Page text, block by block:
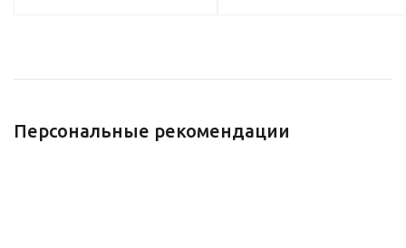
Персональные рекомендации